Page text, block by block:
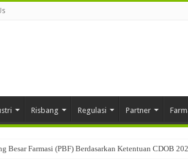
Risbang Regulasi Partner
Besar Farmasi (PBF) Berdasarkan Ketentuan CDOB